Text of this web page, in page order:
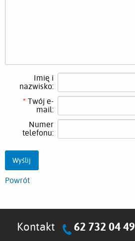
Imię i
nazwisko:
* Twój e-
mail:
Numer
telefonu:
Powrót
Kontakt 62 732 04 49